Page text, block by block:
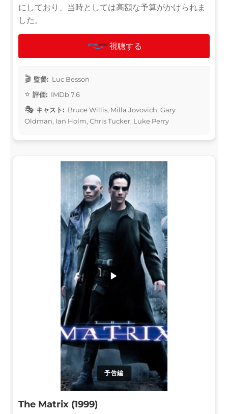
にしており、当時としては高額な予算がかけられま
した。
視聴する
監督: Luc Besson
評価: IMDb 7.6
キャスト: Bruce Willis, Milla Jovovich, Gary
Oldman, Ian Holm, Chris Tucker, Luke Perry
予告編
▶
The Matrix (1999)